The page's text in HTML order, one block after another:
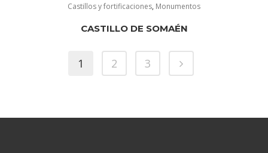
Castillos y fortificaciones, Monumentos
CASTILLO DE SOMAÉN
1 2 3